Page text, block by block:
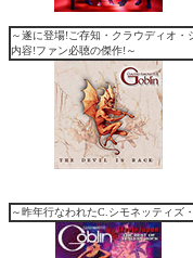
～遂に登場!ご存知・クラウディオ
内容!ファン必聴の傑作!～
～昨年行なわれたC.シモネッティズ